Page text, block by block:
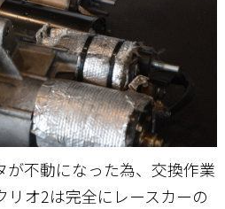
が不動になった為、交換作業
リオ2は完全にレースカーの